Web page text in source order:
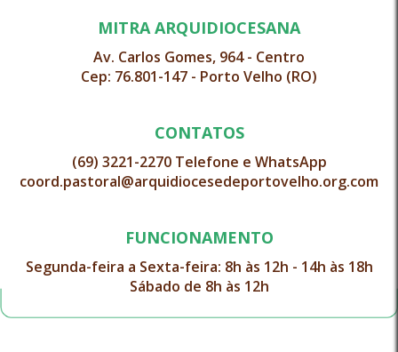
MITRA ARQUIDIOCESANA
Av. Carlos Gomes, 964 - Centro
Cep: 76.801-147 - Porto Velho (RO)
CONTATOS
(69) 3221-2270 Telefone e WhatsApp
coord.pastoral@arquidiocesedeportovelho.org.com
FUNCIONAMENTO
Segunda-feira a Sexta-feira: 8h às 12h - 14h às 18h
Sábado de 8h às 12h